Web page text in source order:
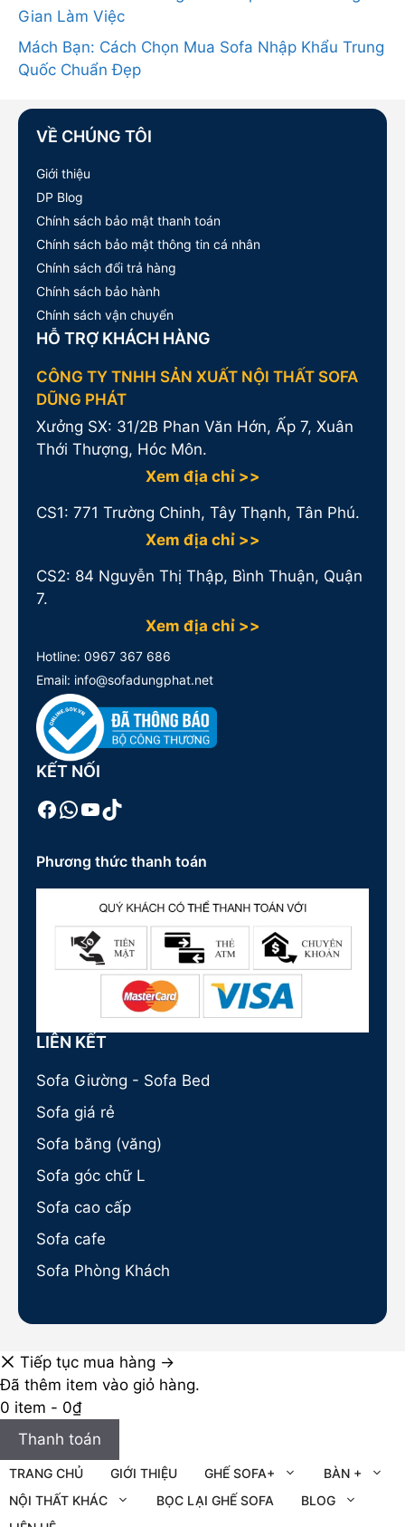
Gian Làm Việc
Mách Bạn: Cách Chọn Mua Sofa Nhập Khẩu Trung
Quốc Chuẩn Đẹp
VỀ CHÚNG TÔI
Giới thiệu
DP Blog
Chính sách bảo mật thanh toán
Chính sách bảo mật thông tin cá nhân
Chính sách đổi trả hàng
Chính sách bảo hành
Chính sách vận chuyển
HỖ TRỢ KHÁCH HÀNG
CÔNG TY TNHH SẢN XUẤT NỘI THẤT SOFA
DŨNG PHÁT
Xưởng SX: 31/2B Phan Văn Hớn, Ấp 7, Xuân
Thới Thượng, Hóc Môn.
Xem địa chỉ >>
CS1: 771 Trường Chinh, Tây Thạnh, Tân Phú.
Xem địa chỉ >>
CS2: 84 Nguyễn Thị Thập, Bình Thuận, Quận
7.
Xem địa chỉ >>
Hotline: 0967 367 686
Email: info@sofadungphat.net
KẾT NỐI
Facebook
WhatsApp
Youtube
TikTok
Phương thức thanh toán
LIÊN KẾT
Sofa Giường - Sofa Bed
Sofa giá rẻ
Sofa băng (văng)
Sofa góc chữ L
Sofa cao cấp
Sofa cafe
Sofa Phòng Khách
Tiếp tục mua hàng →
Đã thêm item vào giỏ hàng.
0 item - 0₫
Thanh toán
TRANG CHỦ GIỚI THIỆU GHẾ SOFA+
BÀN +
NỘI THẤT KHÁC
BỌC LẠI GHẾ SOFA
BLOG